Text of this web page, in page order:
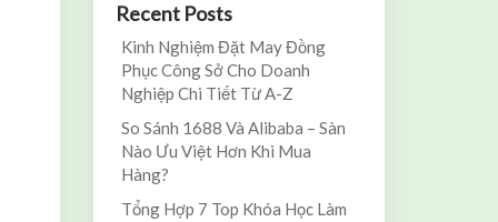
Recent Posts
Kinh Nghiệm Đặt May Đồng
Phục Công Sở Cho Doanh
Nghiệp Chi Tiết Từ A-Z
So Sánh 1688 Và Alibaba – Sàn
Nào Ưu Việt Hơn Khi Mua
Hàng?
Tổng Hợp 7 Top Khóa Học Làm